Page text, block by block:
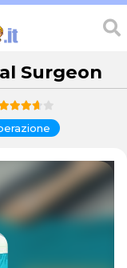
Surgeon